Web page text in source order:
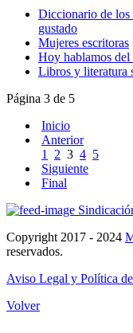
Diccionario de los
gustado
Mujeres escritoras
Hoy hablamos
Libros y literatura
Página 3 de 5
Inicio
Anterior
1
2 3 4 5
Siguiente
Final
Copyright 2017 - 2024
reservados.
Aviso Legal y Política
Volver